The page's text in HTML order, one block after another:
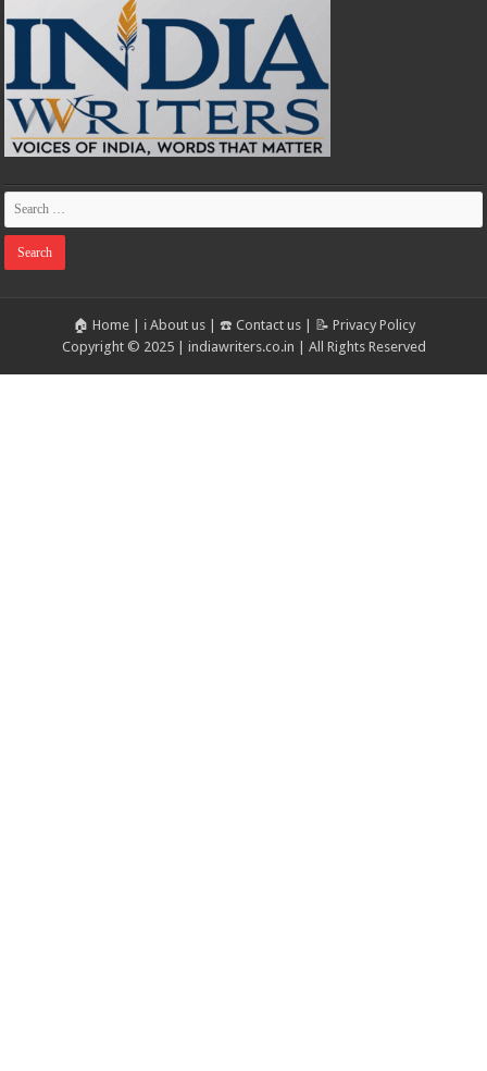
🏠 Home| ℹ️ About us| ☎️ Contact us|
📝 Privacy Policy
Copyright © 2025 | indiawriters.co.in | All Rights Reserved